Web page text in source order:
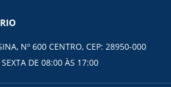
Nº 600 CENTRO, CEP: 28950-000
DE 08:00 ÀS 17:00